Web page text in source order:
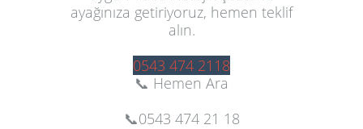
ayağınıza getiriyoruz, hemen teklif
alın.
0543 474 2118
📞 Hemen Ara
📞0543 474 21 18